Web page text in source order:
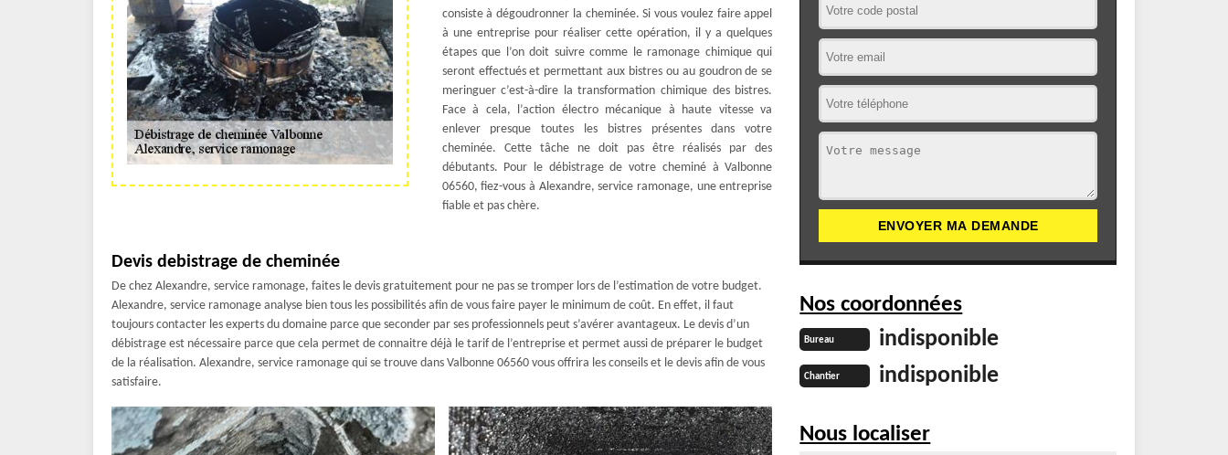
consiste à dégoudronner la cheminée. Si vous voulez faire appel
à une entreprise pour réaliser cette opération, il y a quelques
étapes que l’on doit suivre comme le ramonage chimique qui
seront effectués et permettant aux bistres ou au goudron de se
meringuer c’est-à-dire la transformation chimique des bistres.
Face à cela, l’action électro mécanique à haute vitesse va
enlever presque toutes les bistres présentes dans votre
cheminée. Cette tâche ne doit pas être réalisés par des
débutants. Pour le débistrage de votre cheminé à Valbonne
06560, fiez-vous à Alexandre, service ramonage, une entreprise
fiable et pas chère.
Devis debistrage de cheminée
De chez Alexandre, service ramonage, faites le devis gratuitement pour ne pas se tromper lors de l’estimation de votre budget.
Alexandre, service ramonage analyse bien tous les possibilités afin de vous faire payer le minimum de coût. En effet, il faut
toujours contacter les experts du domaine parce que seconder par ses professionnels peut s’avérer avantageux. Le devis d’un
débistrage est nécessaire parce que cela permet de connaitre déjà le tarif de l’entreprise et permet aussi de préparer le budget
de la réalisation. Alexandre, service ramonage qui se trouve dans Valbonne 06560 vous offrira les conseils et le devis afin de vous
satisfaire.
Nos coordonnées
Bureau indisponible
Chantier indisponible
Nous localiser